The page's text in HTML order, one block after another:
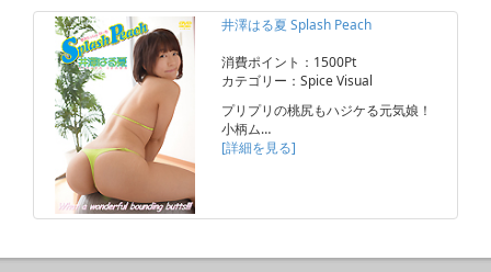
井澤はる夏 Splash Peach
消費ポイント：1500Pt
カテゴリー：Spice Visual
プリプリの桃尻もハジケる元気娘！
小柄ム…
[詳細を見る]